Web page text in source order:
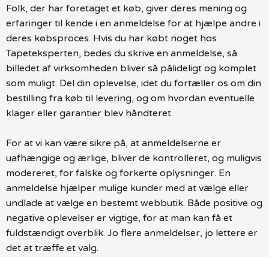
Folk, der har foretaget et køb, giver deres mening og
erfaringer til kende i en anmeldelse for at hjælpe andre i
deres købsproces. Hvis du har købt noget hos
Tapeteksperten, bedes du skrive en anmeldelse, så
billedet af virksomheden bliver så pålideligt og komplet
som muligt. Del din oplevelse, idet du fortæller os om din
bestilling fra køb til levering, og om hvordan eventuelle
klager eller garantier blev håndteret.
For at vi kan være sikre på, at anmeldelserne er
uafhængige og ærlige, bliver de kontrolleret, og muligvis
modereret, for falske og forkerte oplysninger. En
anmeldelse hjælper mulige kunder med at vælge eller
undlade at vælge en bestemt webbutik. Både positive og
negative oplevelser er vigtige, for at man kan få et
fuldstændigt overblik. Jo flere anmeldelser, jo lettere er
det at træffe et valg.